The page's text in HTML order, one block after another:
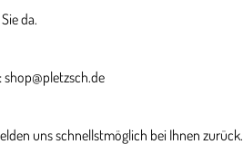
da.
shop@pletzsch.de
uns schnellstmöglich bei Ihnen zurück.